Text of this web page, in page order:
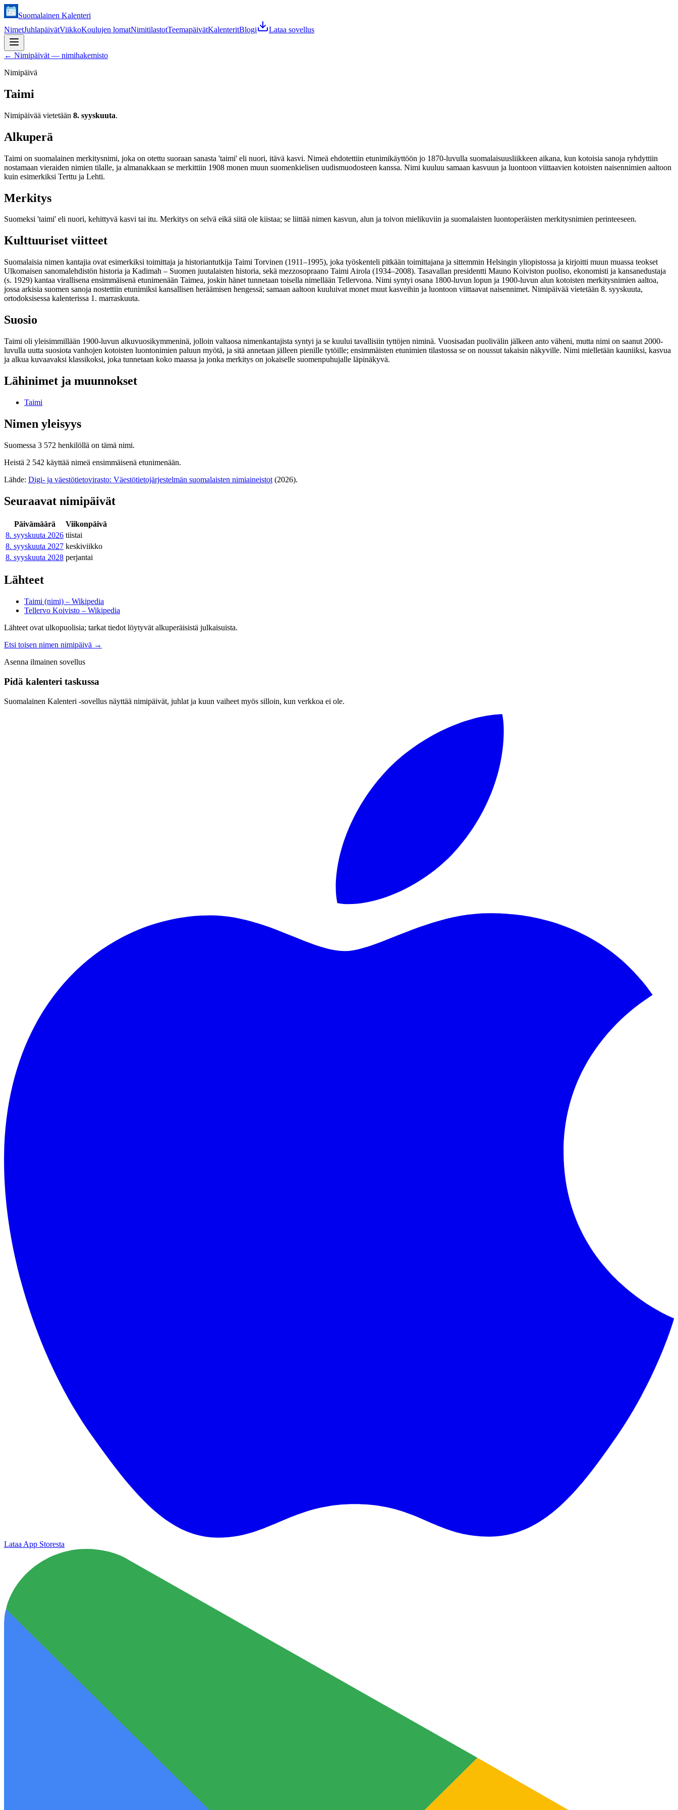
Suomalainen Kalenteri
NimetJuhlapäivätViikkoKoulujen lomatNimitilastotTeemapäivätKalenteritBlogi Lataa sovellus
← Nimipäivät — nimihakemisto
Nimipäivä
Taimi
Nimipäivää vietetään 8. syyskuuta.
Alkuperä
Taimi on suomalainen merkitysnimi, joka on otettu suoraan sanasta 'taimi' eli nuori, itävä kasvi. Nimeä ehdotettiin etunimikäyttöön jo 1870-luvulla suomalaisuusliikkeen aikana, kun kotoisia sanoja ryhdyttiin
nostamaan vieraiden nimien tilalle, ja almanakkaan se merkittiin 1908 monen muun suomenkielisen uudismuodosteen kanssa. Nimi kuuluu samaan kasvuun ja luontoon viittaavien kotoisten naisennimien aaltoon
kuin esimerkiksi Terttu ja Lehti.
Merkitys
Suomeksi 'taimi' eli nuori, kehittyvä kasvi tai itu. Merkitys on selvä eikä siitä ole kiistaa; se liittää nimen kasvun, alun ja toivon mielikuviin ja suomalaisten luontoperäisten merkitysnimien perinteeseen.
Kulttuuriset viitteet
Suomalaisia nimen kantajia ovat esimerkiksi toimittaja ja historiantutkija Taimi Torvinen (1911–1995), joka työskenteli pitkään toimittajana ja sittemmin Helsingin yliopistossa ja kirjoitti muun muassa teokset
Ulkomaisen sanomalehdistön historia ja Kadimah – Suomen juutalaisten historia, sekä mezzosopraano Taimi Airola (1934–2008). Tasavallan presidentti Mauno Koiviston puoliso, ekonomisti ja kansanedustaja
(s. 1929) kantaa virallisena ensimmäisenä etunimenään Taimea, joskin hänet tunnetaan toisella nimellään Tellervona. Nimi syntyi osana 1800-luvun lopun ja 1900-luvun alun kotoisten merkitysnimien aaltoa,
jossa arkisia suomen sanoja nostettiin etunimiksi kansallisen heräämisen hengessä; samaan aaltoon kuuluivat monet muut kasveihin ja luontoon viittaavat naisennimet. Nimipäivää vietetään 8. syyskuuta,
ortodoksisessa kalenterissa 1. marraskuuta.
Suosio
Taimi oli yleisimmillään 1900-luvun alkuvuosikymmeninä, jolloin valtaosa nimenkantajista syntyi ja se kuului tavallisiin tyttöjen niminä. Vuosisadan puolivälin jälkeen anto väheni, mutta nimi on saanut 2000-
luvulla uutta suosiota vanhojen kotoisten luontonimien paluun myötä, ja sitä annetaan jälleen pienille tytöille; ensimmäisten etunimien tilastossa se on noussut takaisin näkyville. Nimi mielletään kauniiksi, kasvua
ja alkua kuvaavaksi klassikoksi, joka tunnetaan koko maassa ja jonka merkitys on jokaiselle suomenpuhujalle läpinäkyvä.
Lähinimet ja muunnokset
Taimi
Nimen yleisyys
Suomessa 3 572 henkilöllä on tämä nimi.
Heistä 2 542 käyttää nimeä ensimmäisenä etunimenään.
Lähde: Digi- ja väestötietovirasto: Väestötietojärjestelmän suomalaisten nimiaineistot (2026).
Seuraavat nimipäivät
Päivämäärä
Viikonpäivä
8. syyskuuta 2026 tiistai
8. syyskuuta 2027 keskiviikko
8. syyskuuta 2028 perjantai
Lähteet
Taimi (nimi) – Wikipedia
Tellervo Koivisto – Wikipedia
Lähteet ovat ulkopuolisia; tarkat tiedot löytyvät alkuperäisistä julkaisuista.
Etsi toisen nimen nimipäivä →
Asenna ilmainen sovellus
Pidä kalenteri taskussa
Suomalainen Kalenteri ‑sovellus näyttää nimipäivät, juhlat ja kuun vaiheet myös silloin, kun verkkoa ei ole.
Lataa App Storesta